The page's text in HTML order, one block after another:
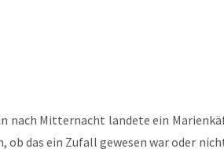
nach Mit­ter­nacht lan­de­te ein
ob das ein Zufall gewe­sen war oder